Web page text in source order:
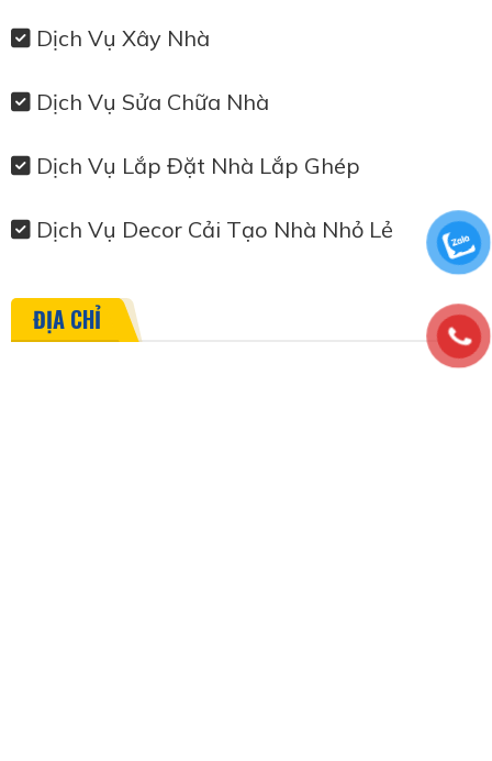
Dịch Vụ Xây Nhà
Dịch Vụ Sửa Chữa Nhà
Dịch Vụ Lắp Đặt Nhà Lắp Ghép
Dịch Vụ Decor Cải Tạo Nhà Nhỏ Lẻ
ĐỊA CHỈ